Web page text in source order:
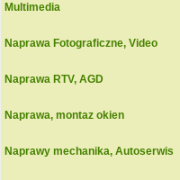
Multimedia
Naprawa Fotograficzne, Video
Naprawa RTV, AGD
Naprawa, montaz okien
Naprawy mechanika, Autoserwis